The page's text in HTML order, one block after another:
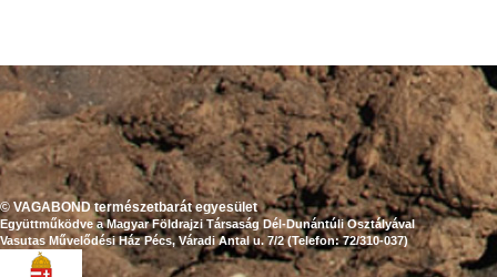
© VAGABOND természetbarát egyesület
Együttműködve a Magyar Földrajzi Társaság Dél-Dunántúli Osztályával
Vasutas Művelődési Ház Pécs, Váradi Antal u. 7/2 (Telefon: 72/310-037)